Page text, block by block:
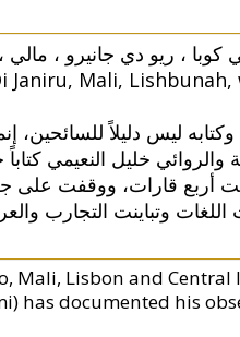
كوبا ، ريو دي جانيرو ،
Janiru, Mali, Lishbunah,
ليس دليلاً للسائحين،
والروائي خليل النعيمي
أربع قارات، ووقفت على
اللغات وتباينت التجارب
Mali, Lisbon and
has documented his